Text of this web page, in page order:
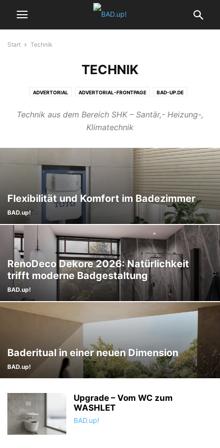
Start Technik
TECHNIK
ADVERTORIAL ADVERTORIAL-FRONTPAGE BAD-UP.DE
BADHEIZKÖRPER BADPLANUNG BARRIEREFREIES BAD DESIGNBÄDER
GÄSTE-WCS HEIZUNG HOME
TRENDS VIDEOS
WELLNESS WOHNBADEN EDITORIAL
Technik aus dem Bereich SHK – Santär,- Heizung-,
Klimatechnik
Flexibilität und Komfort im Badezimmer
BAD.up!
RenoDeco Dekore 2026: Natürlichkeit
trifft moderne Badgestaltung
BAD.up!
Baderitual in einer neuen Dimension
BAD.up!
Upgrade – Vom WC zum
WASHLET
BAD.up!